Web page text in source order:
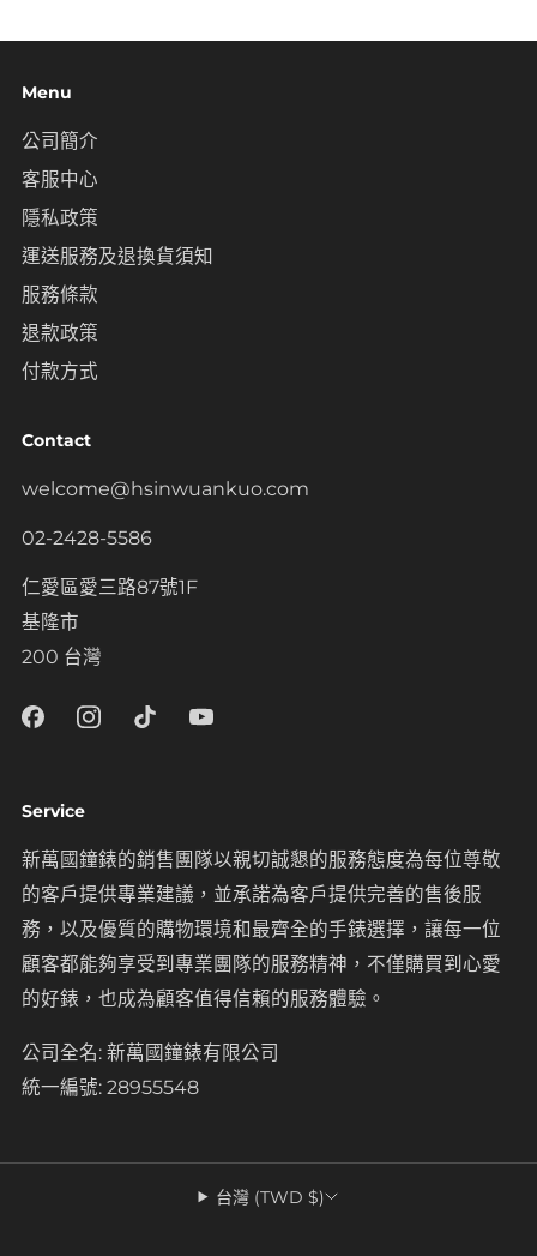
Menu
公司簡介
客服中心
隱私政策
運送服務及退換貨須知
服務條款
退款政策
付款方式
Contact
welcome@hsinwuankuo.com
02-2428-5586
仁愛區愛三路87號1F
基隆市
200 台灣
Service
新萬國鐘錶的銷售團隊以親切誠懇的服務態度為每位尊敬
的客戶提供專業建議，並承諾為客戶提供完善的售後服
務，以及優質的購物環境和最齊全的手錶選擇，讓每一位
顧客都能夠享受到專業團隊的服務精神，不僅購買到心愛
的好錶，也成為顧客值得信賴的服務體驗。
公司全名: 新萬國鐘錶有限公司
統一編號: 28955548
台灣 (TWD $)